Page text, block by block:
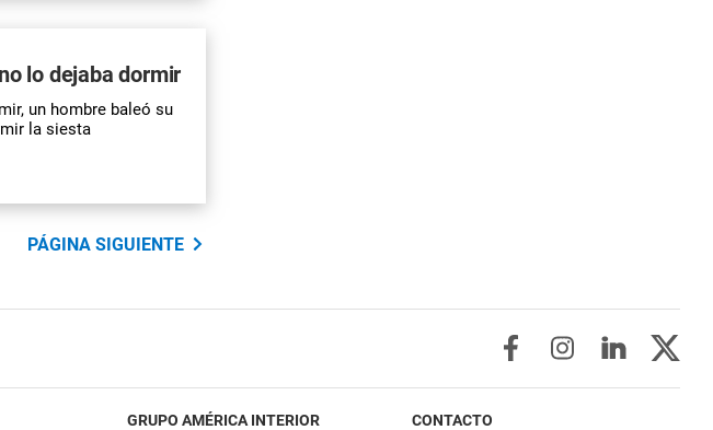
lo dejaba dormir
un hombre baleó su
la siesta
PÁGINA SIGUIENTE
GRUPO AMÉRICA INTERIOR CONTACTO